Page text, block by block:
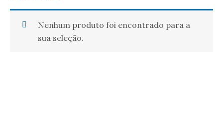
Nenhum produto foi encontrado para a
sua seleção.